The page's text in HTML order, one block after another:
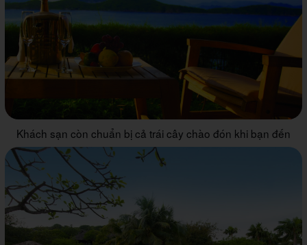
Khách sạn còn chuẩn bị cả trái cây chào đón khi bạn đến